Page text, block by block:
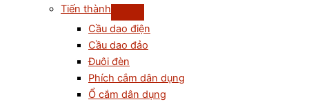
Tiến thành
Cầu dao điện
Cầu dao đảo
Đuôi đèn
Phích cắm dân dụng
Ổ cắm dân dụng